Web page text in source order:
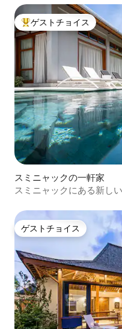
大好評のゲストチョイスで
ゲストチョイス
スミニャックの一軒家
スミニャックにある新し
ゲストチョイス
ゲストチョイス